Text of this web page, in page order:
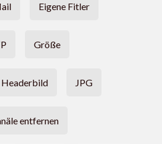
Eigene Fitler
Größe
Headerbild JPG
entfernen